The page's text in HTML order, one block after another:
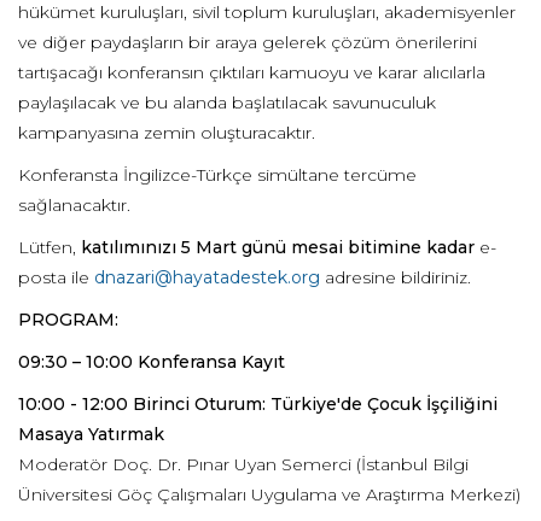
hükümet kuruluşları, sivil toplum kuruluşları, akademisyenler
ve diğer paydaşların bir araya gelerek çözüm önerilerini
tartışacağı konferansın çıktıları kamuoyu ve karar alıcılarla
paylaşılacak ve bu alanda başlatılacak savunuculuk
kampanyasına zemin oluşturacaktır.
Konferansta İngilizce-Türkçe simültane tercüme
sağlanacaktır.
Lütfen, katılımınızı 5 Mart günü mesai bitimine kadar e-
posta ile dnazari@hayatadestek.org adresine bildiriniz.
PROGRAM:
09:30 – 10:00 Konferansa Kayıt
10:00 - 12:00 Birinci Oturum: Türkiye'de Çocuk İşçiliğini
Masaya Yatırmak
Moderatör Doç. Dr. Pınar Uyan Semerci (İstanbul Bilgi
Üniversitesi Göç Çalışmaları Uygulama ve Araştırma Merkezi)